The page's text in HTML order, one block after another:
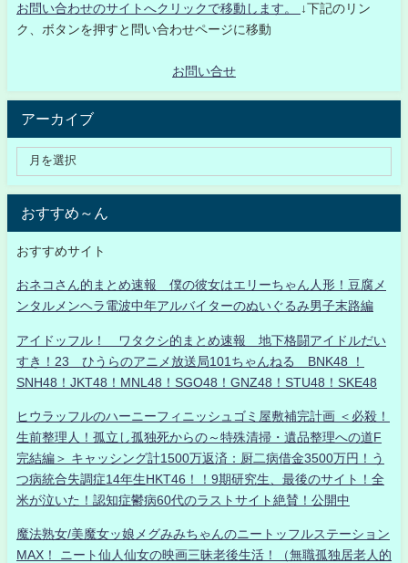
お問い合わせのサイトへクリックで移動します。
↓下記のリン
ク、ボタンを押すと問い合わせページに移動
お問い合せ
アーカイブ
おすすめ～ん
おすすめサイト
おネコさん的まとめ速報 僕の彼女はエリーちゃん人形！豆腐メ
ンタルメンヘラ電波中年アルバイターのぬいぐるみ男子末路編
アイドッフル！ ワタクシ的まとめ速報 地下格闘アイドルだい
すき！23 ひうらのアニメ放送局101ちゃんねる BNK48 ！
SNH48！JKT48！MNL48！SGO48！GNZ48！STU48！SKE48
ヒウラッフルのハーニーフィニッシュゴミ屋敷補完計画 ＜必殺！
生前整理人！孤立し孤独死からの～特殊清掃・遺品整理への道F
完結編＞ キャッシング計1500万返済：厨二病借金3500万円！う
つ病統合失調症14年生HKT46！！9期研究生、最後のサイト！全
米が泣いた！認知症鬱病60代のラストサイト絶賛！公開中
魔法熟女/美魔女ッ娘メグみみちゃんのニートッフルステーション
MAX！ ニート仙人仙女の映画三昧老後生活！（無職孤独居老人的